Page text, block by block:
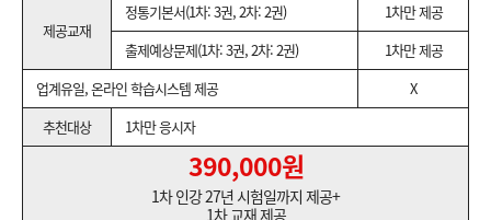
제공교재
정통기본서(1차: 3권, 2차: 2권)
1차만 제공
출제예상문제(1차: 3권, 2차: 2권)
1차만 제공
업계유일, 온라인 학습시스템 제공
X
추천대상
1차만 응시자
390,000원
1차 인강 27년 시험일까지 제공+
1차 교재 제공